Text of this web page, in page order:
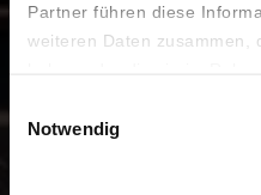
Partner führen diese
weiteren Daten zusammen,
unserer
Notwendig